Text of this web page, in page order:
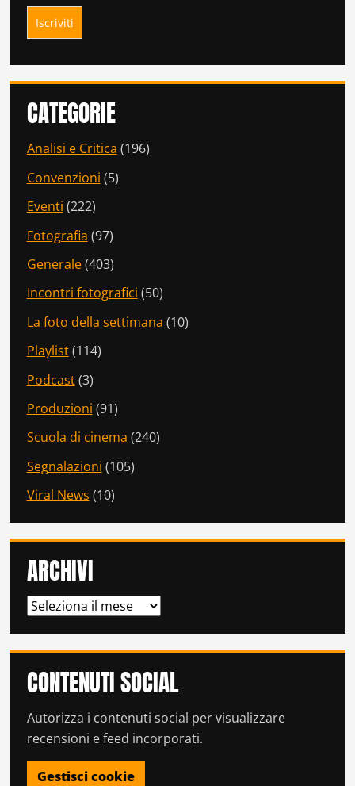
CATEGORIE
Analisi e Critica (196)
Convenzioni (5)
Eventi (222)
Fotografia (97)
Generale(403)
Incontri fotografici (50)
La foto della settimana (10)
Playlist(114)
Podcast(3)
Produzioni (91)
Scuola di cinema (240)
Segnalazioni (105)
Viral News (10)
ARCHIVI
ARCHIVI
CONTENUTI SOCIAL
Autorizza i contenuti social per visualizzare
recensioni e feed incorporati.
Gestisci cookie